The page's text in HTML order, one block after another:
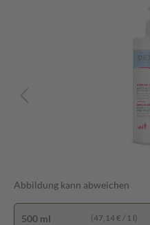
Abbildung kann abweichen
500 ml (47,14 € / 1 l)